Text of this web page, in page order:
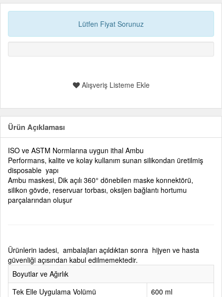
Lütfen Fiyat Sorunuz
Alışveriş Listeme Ekle
Ürün Açıklaması
ISO ve ASTM Normlarına uygun ithal Ambu
Performans, kalite ve kolay kullanım sunan silikondan üretilmiş
disposable yapı
Ambu maskesi, Dik açılı 360° dönebilen maske konnektörü,
silikon gövde, reservuar torbası, oksijen bağlantı hortumu
parçalarından oluşur
Ürünlerin iadesi, ambalajları açıldıktan sonra hijyen ve hasta
güvenliği açısından kabul edilmemektedir.
Boyutlar ve Ağırlık
Tek Elle Uygulama Volümü
600 ml